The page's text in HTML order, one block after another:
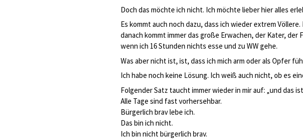
Doch das möchte ich nicht. Ich möchte lieber hier alles
Es kommt auch noch dazu, dass ich wieder extrem
danach kommt immer das große Erwachen, der Kater,
wenn ich 16 Stunden nichts esse und zu WW gehe.
Was aber nicht ist, ist, dass ich mich arm oder als Opfer
Ich habe noch keine Lösung. Ich weiß auch nicht, ob es
Folgender Satz taucht immer wieder in mir auf: „und das
Alle Tage sind fast vorhersehbar.
Bürgerlich brav lebe ich.
Das bin ich nicht.
Ich bin nicht bürgerlich brav.